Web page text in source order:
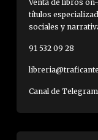
Venta de libros
títulos
sociales y
91 532 09 28
Canal de Telegram